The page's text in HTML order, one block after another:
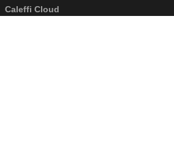
Caleffi Cloud